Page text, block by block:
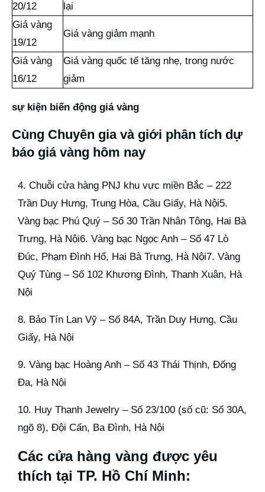
20/12
lại
Giá vàng
19/12
Giá vàng giảm mạnh
Giá vàng
16/12
Giá vàng quốc tế tăng nhẹ, trong nước
giảm
sự kiện biến động giá vàng
Cùng Chuyên gia và giới phân tích dự
báo giá vàng hôm nay
4. Chuỗi cửa hàng PNJ khu vực miền Bắc – 222
Trần Duy Hưng, Trung Hòa, Cầu Giấy, Hà Nội5.
Vàng bạc Phú Quý – Số 30 Trần Nhân Tông, Hai Bà
Trưng, Hà Nội6. Vàng bạc Ngọc Anh – Số 47 Lò
Đúc, Phạm Đình Hổ, Hai Bà Trưng, Hà Nội7. Vàng
Quý Tùng – Số 102 Khương Đình, Thanh Xuân, Hà
Nội
8. Bảo Tín Lan Vỹ – Số 84A, Trần Duy Hưng, Cầu
Giấy, Hà Nội
9. Vàng bạc Hoàng Anh – Số 43 Thái Thịnh, Đống
Đa, Hà Nội
10. Huy Thanh Jewelry – Số 23/100 (số cũ: Số 30A,
ngõ 8), Đội Cấn, Ba Đình, Hà Nội
Các cửa hàng vàng được yêu
thích tại TP. Hồ Chí Minh: